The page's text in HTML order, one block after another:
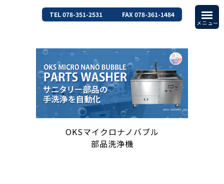
TEL 078-351-2531 FAX 078-361-1484
OKSマイクロナノバブル
部品洗浄機